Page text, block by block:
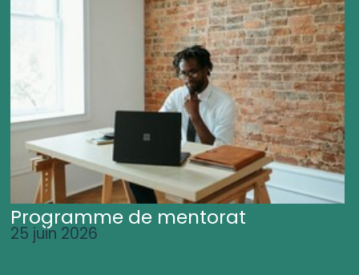
Programme de mentorat
25 juin 2026